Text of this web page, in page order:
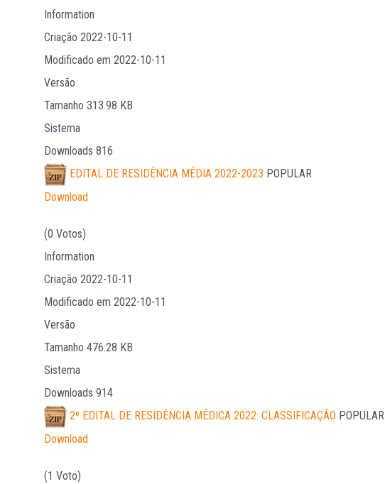
Information
Criação 2022-10-11
Modificado em 2022-10-11
Versão
Tamanho 313.98 KB
Sistema
Downloads 816
EDITAL DE RESIDÊNCIA MÉDIA 2022-2023 POPULAR
Download
(0 Votos)
Information
Criação 2022-10-11
Modificado em 2022-10-11
Versão
Tamanho 476.28 KB
Sistema
Downloads 914
2º EDITAL DE RESIDÊNCIA MÉDICA 2022: CLASSIFICAÇÃO POPULAR
Download
(1 Voto)